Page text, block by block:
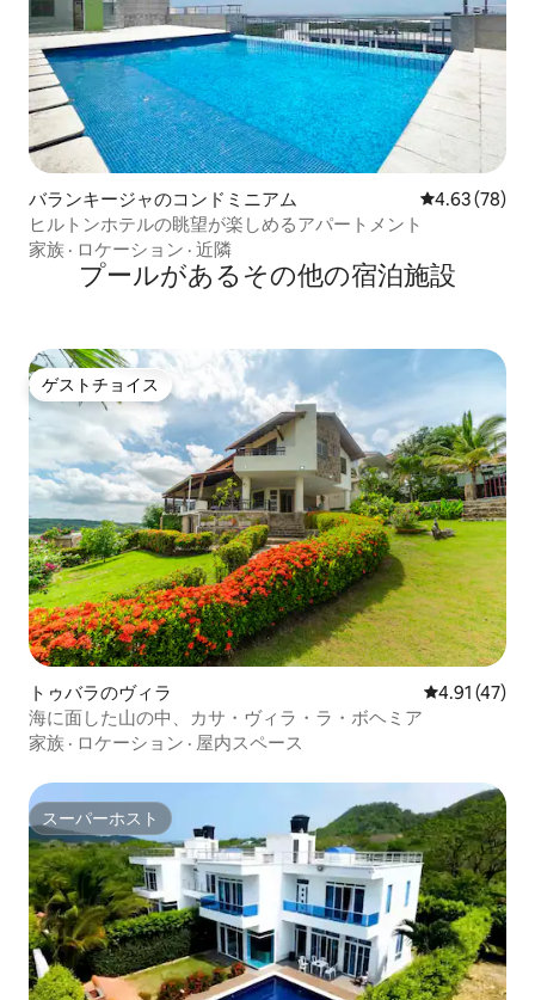
バランキージャのコンドミニアム レビュー78
4.63 (78)
ヒルトンホテルの眺望が楽しめるアパートメント
家族 · ロケーション · 近隣
プールがあるその他の宿泊施設
ゲストチョイス
ゲストチョイス
トゥバラのヴィラ レビュー47
4.91 (47)
海に面した山の中、カサ・ヴィラ・ラ・ボヘミア
家族 · ロケーション · 屋内スペース
スーパーホスト
スーパーホスト